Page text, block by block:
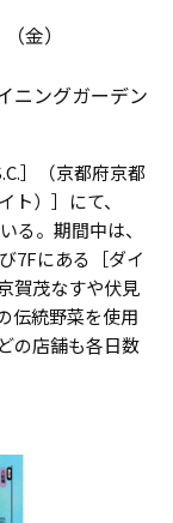
金）
ニングガーデン
］（京都府京都
）］にて、
る。期間中は、
7Fにある［ダイ
賀茂なすや伏見
伝統野菜を使用
の店舗も各日数